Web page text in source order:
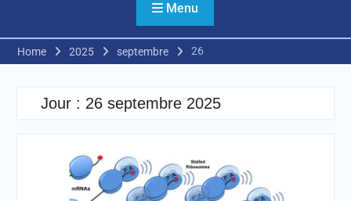
Menu
Home 2025 septembre 26
Jour : 26 septembre 2025